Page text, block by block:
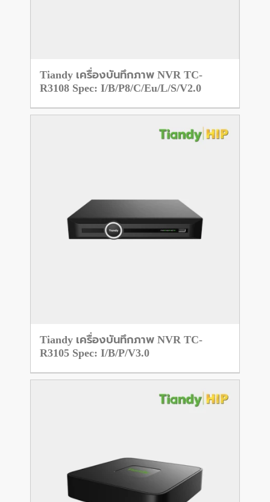
Tiandy เครื่องบันทึกภาพ NVR TC-
R3108 Spec: I/B/P8/C/Eu/L/S/V2.0
Tiandy เครื่องบันทึกภาพ NVR TC-
R3105 Spec: I/B/P/V3.0